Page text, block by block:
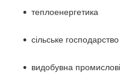
теплоенергетика
сільське господарство
видобувна